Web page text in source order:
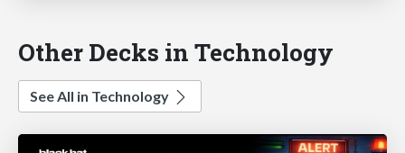
Other Decks in Technology
See All in Technology